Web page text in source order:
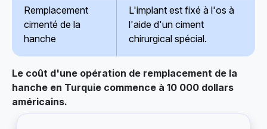
Remplacement
cimenté de la
hanche
L'implant est fixé à l'os à
l'aide d'un ciment
chirurgical spécial.
Le coût d'une opération de remplacement de la
hanche en Turquie commence à 10 000 dollars
américains.